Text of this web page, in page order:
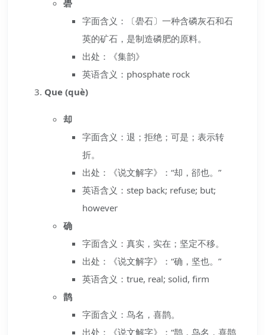
礐
字面含义：〔礐石〕一种含磷灰石和石
英的矿石，是制造磷肥的原料。
出处：《集韵》
英语含义：phosphate rock
Que (què)
却
字面含义：退；拒绝；可是；表示转
折。
出处：《说文解字》：“却，郤也。”
英语含义：step back; refuse; but;
however
确
字面含义：真实，实在；坚定不移。
出处：《说文解字》：“确，坚也。”
英语含义：true, real; solid, firm
鹊
字面含义：鸟名，喜鹊。
出处：《说文解字》：“鹊，鸟名，喜鹊